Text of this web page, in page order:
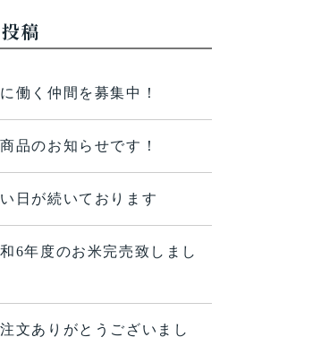
稿
働く仲間を募集中！
品のお知らせです！
日が続いております
6年度のお米完売致しまし
文ありがとうございまし